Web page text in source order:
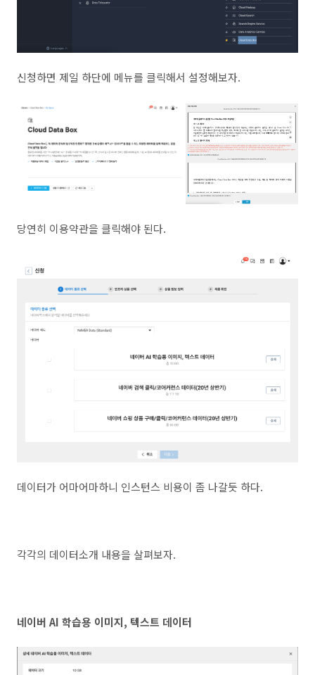
신청하면 제일 하단에 메뉴를 클릭해서 설정해보자.
당연히 이용약관을 클릭해야 된다.
데이터가 어마어마하니 인스턴스 비용이 좀 나갈듯 하다.
각각의 데이터소개 내용을 살펴보자.
네이버 AI 학습용 이미지, 텍스트 데이터